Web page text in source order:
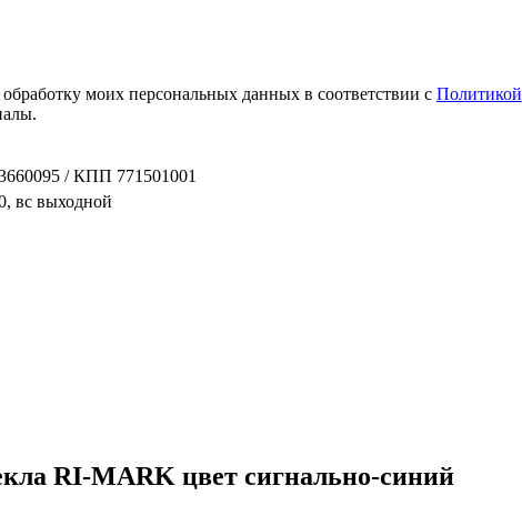
моих персональных данных в соответствии с Политикой
/ КПП 771501001
вс выходной
RI-MARK цвет сигнально-синий